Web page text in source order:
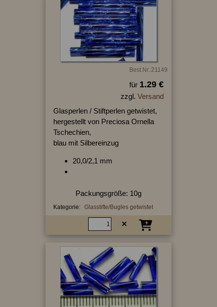
Best.Nr.:21149
für 1.29 €
zzgl. Versand
Glasperlen / Stiftperlen getwistet,
hergestellt von Preciosa Ornella
Tschechien,
blau mit Silbereinzug
20,0/2,1 mm
Packungsgröße: 10g
Kategorie: Glasstifte/Bugles getwistet